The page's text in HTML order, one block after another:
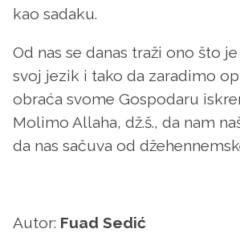
kao sadaku.
Od nas se danas traži ono što
svoj jezik i tako da zaradimo
obraća svome Gospodaru
Molimo Allaha, dž.š., da nam
da nas sačuva od
Autor: Fuad Sedić